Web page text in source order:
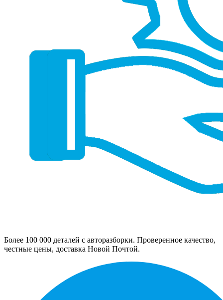
Более 100 000 деталей с авторазборки. Проверенное качество,
честные цены, доставка Новой Почтой.